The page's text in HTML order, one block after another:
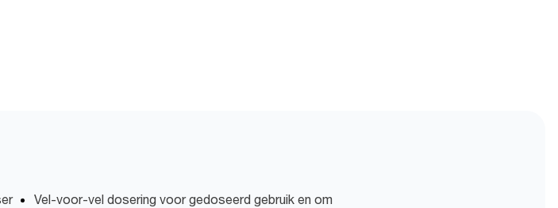
Vel-voor-vel dosering voor gedoseerd gebruik en om